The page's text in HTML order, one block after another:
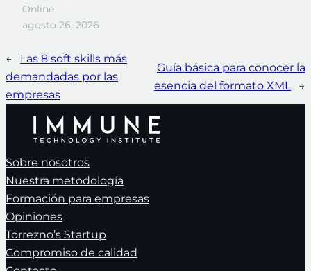
Online
agosto 26, 2026
←
Las 8 soft skills más
demandadas por las
empresas
Guía básica para conocer la
esencia del formato XML
→
Sobre nosotros
Nuestra metodología
Formación para empresas
Opiniones
Torrezno’s Startup
Compromiso de calidad